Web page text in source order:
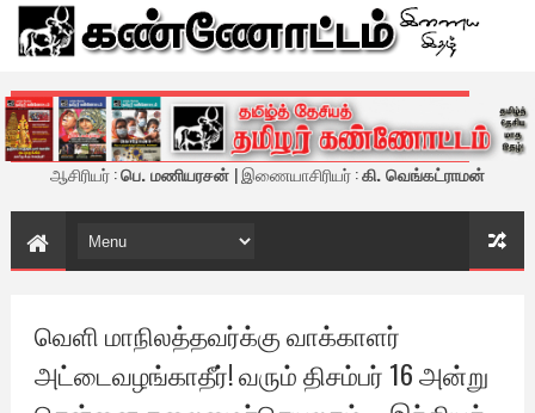
கண்ணோட்டம் - இணைய இதழ்
ஆசிரியர் :பெ. மணியரசன் | இணையாசிரியர் :கி. வெங்கட்ராமன்
வெளி மாநிலத்தவர்க்கு வாக்காளர்
அட்டைவழங்காதீர்! வரும் திசம்பர் 16 அன்று